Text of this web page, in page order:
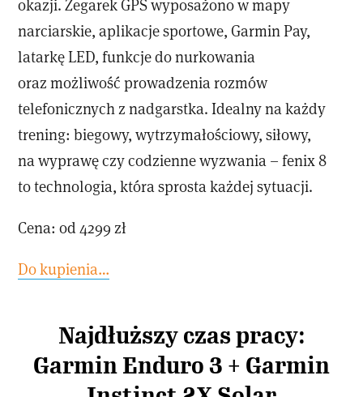
okazji. Zegarek GPS wyposażono w mapy
narciarskie, aplikacje sportowe, Garmin Pay,
latarkę LED, funkcje do nurkowania
oraz możliwość prowadzenia rozmów
telefonicznych z nadgarstka. Idealny na każdy
trening: biegowy, wytrzymałościowy, siłowy,
na wyprawę czy codzienne wyzwania – fenix 8
to technologia, która sprosta każdej sytuacji.
Cena: od 4299 zł
Do kupienia…
Najdłuższy czas pracy:
Garmin Enduro 3 + Garmin